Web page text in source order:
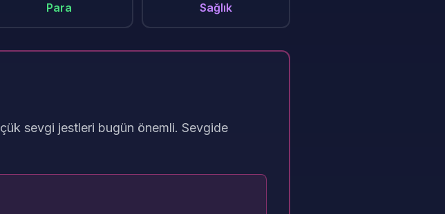
Para Sağlık
sevgi jestleri bugün önemli. Sevgide